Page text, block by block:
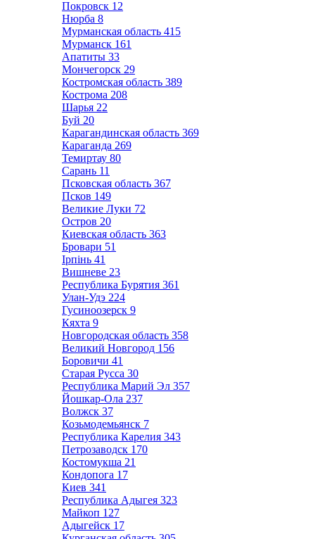
Покровск 12
Нюрба 8
Мурманская область 415
Мурманск 161
Апатиты 33
Мончегорск 29
Костромская область 389
Кострома 208
Шарья 22
Буй 20
Карагандинская область 369
Караганда 269
Темиртау 80
Сарань 11
Псковская область 367
Псков 149
Великие Луки 72
Остров 20
Киевская область 363
Бровари 51
Ірпінь 41
Вишневе 23
Республика Бурятия 361
Улан-Удэ 224
Гусиноозерск 9
Кяхта 9
Новгородская область 358
Великий Новгород 156
Боровичи 41
Старая Русса 30
Республика Марий Эл 357
Йошкар-Ола 237
Волжск 37
Козьмодемьянск 7
Республика Карелия 343
Петрозаводск 170
Костомукша 21
Кондопога 17
Киев 341
Республика Адыгея 323
Майкоп 127
Адыгейск 17